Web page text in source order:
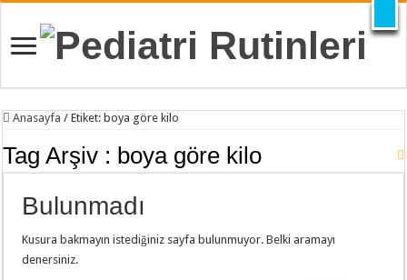
X
Anasayfa / Etiket: boya göre kilo
Tag Arşiv : boya göre kilo
Bulunmadı
Kusura bakmayın istediğiniz sayfa bulunmuyor. Belki aramayı
denersiniz.